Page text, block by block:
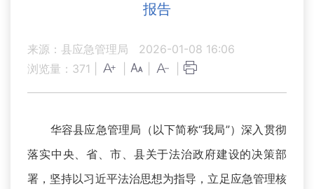
报告
来源：县应急管理局
2026-01-08 16:06
浏览量： 371
华容县应急管理局（以下简称“我局”）深入贯彻
落实中央、省、市、县关于法治政府建设的决策部
署，坚持以习近平法治思想为指导，立足应急管理核